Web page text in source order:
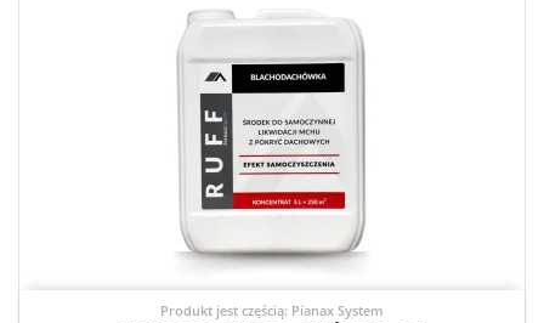
Produkt jest częścią: Pianax System